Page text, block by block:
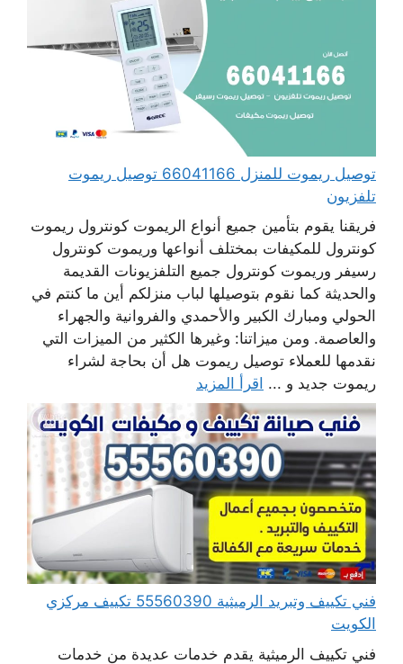
توصيل ريموت للمنزل 66041166 توصيل ريموت
تلفزيون
فريقنا يقوم بتأمين جميع أنواع الريموت كونترول ريموت
كونترول للمكيفات بمختلف أنواعها وريموت كونترول
رسيفر وريموت كونترول جميع التلفزيونات القديمة
والحديثة كما نقوم بتوصيلها لباب منزلكم أين ما كنتم في
الحولي ومبارك الكبير والأحمدي والفروانية والجهراء
والعاصمة. ومن ميزاتنا: وغيرها الكثير من الميزات التي
نقدمها للعملاء توصيل ريموت هل أن بحاجة لشراء
ريموت جديد و ... اقرأ المزيد
فني تكييف وتبريد الرميثية 55560390 تكييف مركزي
الكويت
فني تكييف الرميثية يقدم خدمات عديدة من خدمات